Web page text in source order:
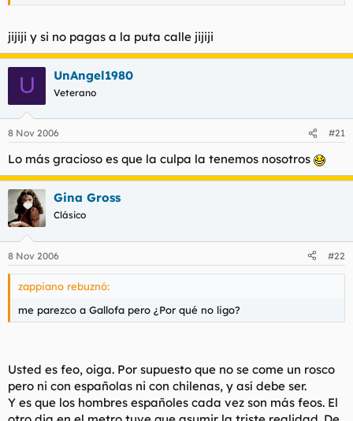
jijiji y si no pagas a la puta calle jijiji
U UnAngel1980
Veterano
8 Nov 2006 #21
Lo más gracioso es que la culpa la tenemos nosotros
Gina Gross
Clásico
8 Nov 2006 #22
zappiano rebuznó:
me parezco a Gallofa pero ¿Por qué no ligo?
Usted es feo, oiga. Por supuesto que no se come un rosco
pero ni con españolas ni con chilenas, y así debe ser.
Y es que los hombres españoles cada vez son más feos. El